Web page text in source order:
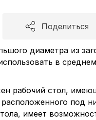
Поделиться
диаметра из
в
рабочий стол,
под
имеет